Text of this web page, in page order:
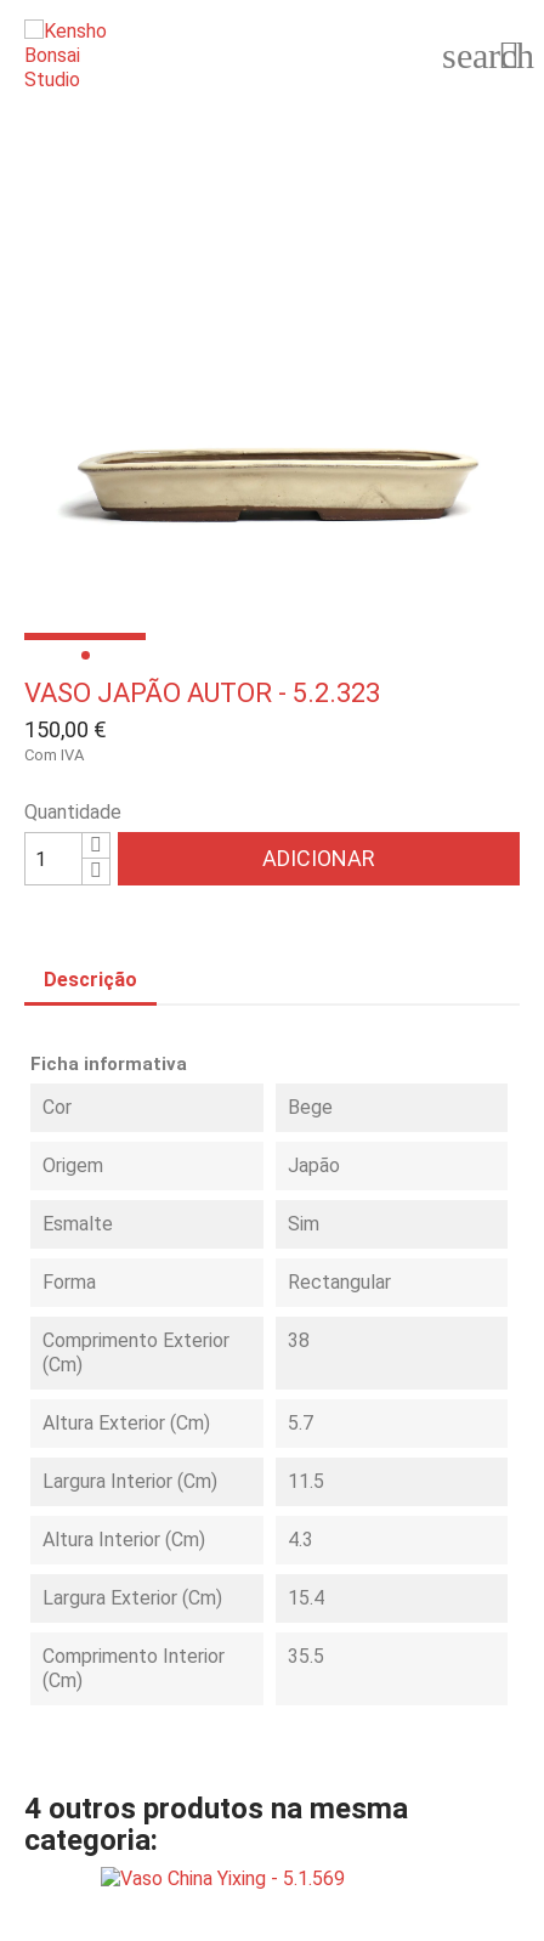

search
VASO JAPÃO AUTOR - 5.2.323
150,00 €
Com IVA
Quantidade
ADICIONAR
Descrição
Ficha informativa
Cor Bege
Origem Japão
Esmalte Sim
Forma Rectangular
Comprimento Exterior
(cm)
38
Altura Exterior (cm) 5.7
Largura Interior (cm) 11.5
Altura Interior (cm) 4.3
Largura Exterior (cm) 15.4
Comprimento Interior
(cm)
35.5
4 outros produtos na mesma
categoria: